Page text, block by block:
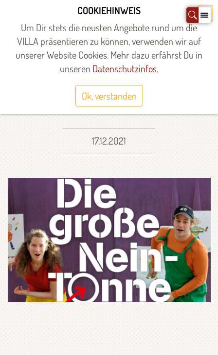
COOKIEHINWEIS
Um Dir stets die neusten Angebote rund um die
VILLA präsentieren zu können, verwenden wir auf
unserer Website Cookies. Mehr dazu erfährst Du in
unseren Datenschutzinfos.
Ok, verstanden
X
springen
Startseite»Über uns»Aktuelles»
»DAS WILL ICH ABER
NICHT!«
17.12.2021